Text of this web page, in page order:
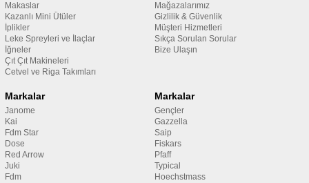
Makaslar
Kazanlı Mini Ütüler
İplikler
Leke Spreyleri ve İlaçlar
İğneler
Çıt Çıt Makineleri
Cetvel ve Riga Takımları
Mağazalarımız
Gizlilik & Güvenlik
Müşteri Hizmetleri
Sıkça Sorulan Sorular
Bize Ulaşın
Markalar
Janome
Kai
Fdm Star
Dose
Red Arrow
Juki
Fdm
Markalar
Gençler
Gazzella
Saip
Fiskars
Pfaff
Typical
Hoechstmass